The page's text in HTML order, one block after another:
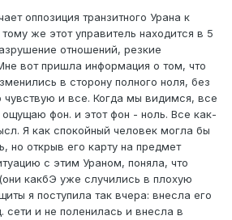
оппозиция транзитного Урана к
же этот управитель находится в 5
отношений, резкие
вот пришла информация о том, что
в сторону полного ноля, без
чувствую и все. Когда мы видимся, все
фон. и этот фон - ноль. Все как-
Я как спокойный человек могла бы
но открыв его карту на предмет
с этим Ураном, поняла, что
какбЭ уже случились в плохую
я поступила так вчера: внесла его
сети и не поленилась и внесла в